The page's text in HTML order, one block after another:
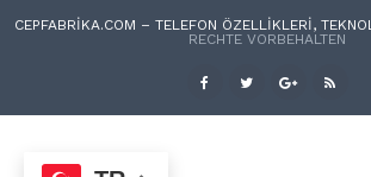
CEPFABRIKA.COM – TELEFON ÖZELLIKLERI,
RECHTE VORBEHALTEN